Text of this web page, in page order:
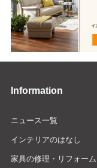
Information
ニュース一覧
インテリアのはなし
家具の修理・リフォーム